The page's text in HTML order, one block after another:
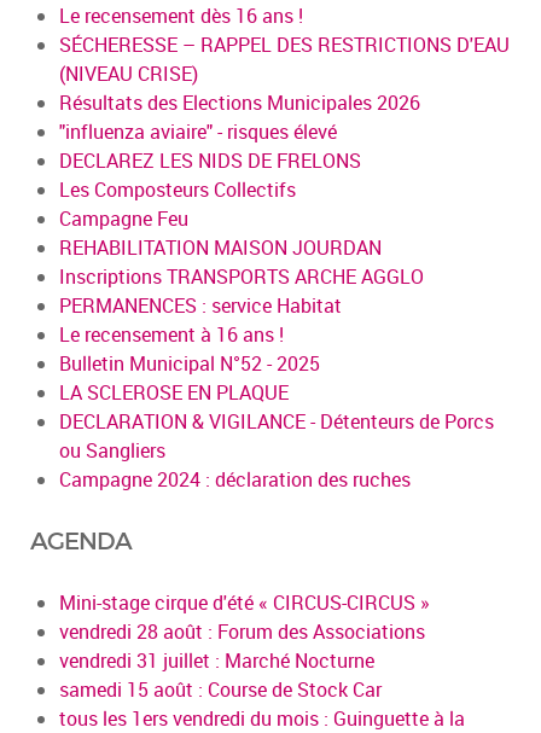
Le recensement dès 16 ans !
SÉCHERESSE – RAPPEL DES RESTRICTIONS D'EAU
(NIVEAU CRISE)
Résultats des Elections Municipales 2026
"influenza aviaire" - risques élevé
DECLAREZ LES NIDS DE FRELONS
Les Composteurs Collectifs
Campagne Feu
REHABILITATION MAISON JOURDAN
Inscriptions TRANSPORTS ARCHE AGGLO
PERMANENCES : service Habitat
Le recensement à 16 ans !
Bulletin Municipal N°52 - 2025
LA SCLEROSE EN PLAQUE
DECLARATION & VIGILANCE - Détenteurs de Porcs
ou Sangliers
Campagne 2024 : déclaration des ruches
AGENDA
Mini-stage cirque d'été « CIRCUS-CIRCUS »
vendredi 28 août : Forum des Associations
vendredi 31 juillet : Marché Nocturne
samedi 15 août : Course de Stock Car
tous les 1ers vendredi du mois : Guinguette à la